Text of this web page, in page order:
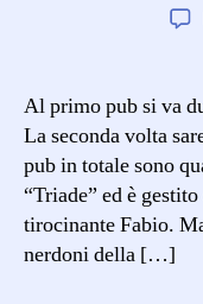
Al primo pub si va
La seconda volta
pub in totale sono
“Triade” ed è
tirocinante Fabio.
nerdoni della […]